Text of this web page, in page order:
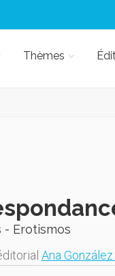
Thèmes
- Erotismos
Ana